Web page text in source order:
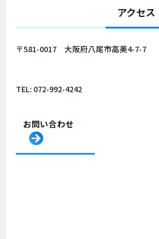
アクセス
〒581-0017 大阪府八尾市高美4-7-7
TEL: 072-992-4242
お問い合わせ